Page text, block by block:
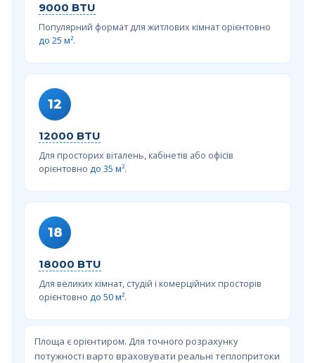
9000 BTU
Популярний формат для житлових кімнат орієнтовно
до 25 м².
12
12000 BTU
Для просторих віталень, кабінетів або офісів
орієнтовно до 35 м².
18
18000 BTU
Для великих кімнат, студій і комерційних просторів
орієнтовно до 50 м².
Площа є орієнтиром. Для точного розрахунку
потужності варто враховувати реальні теплопритоки